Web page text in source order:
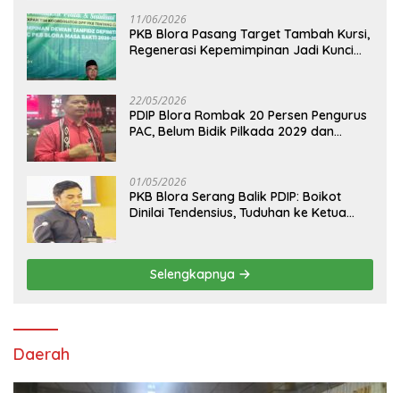
11/06/2026
PKB Blora Pasang Target Tambah Kursi,
Regenerasi Kepemimpinan Jadi Kunci
22/05/2026
PDIP Blora Rombak 20 Persen Pengurus
PAC, Belum Bidik Pilkada 2029 dan
01/05/2026
PKB Blora Serang Balik PDIP: Boikot
Dinilai Tendensius, Tuduhan ke Ketua
Selengkapnya
Daerah